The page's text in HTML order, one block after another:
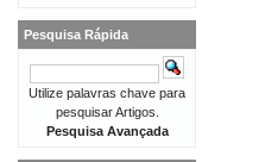
Pesquisa Rápida
Utilize palavras chave para
pesquisar Artigos.
Pesquisa Avançada